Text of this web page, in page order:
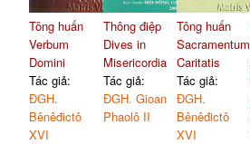
Tông huấn
Verbum
Domini
Tác giả:
ĐGH.
Bênêđictô
XVI
Thông điệp
Dives in
Misericordia
Tác giả:
ĐGH. Gioan
Phaolô II
Tông huấn
Sacramentum
Caritatis
Tác giả:
ĐGH.
Bênêđictô
XVI